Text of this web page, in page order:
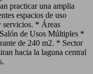
practicar una amplia
espacios de uso
servicios. * Áreas
de Usos Múltiples *
de 240 m2. * Sector
hacia la laguna central